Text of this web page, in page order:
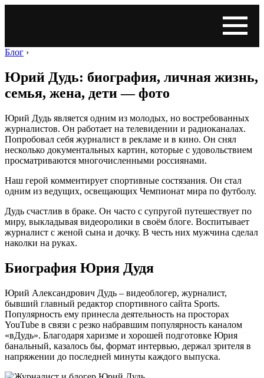
Блог ›
Юрий Дудь: биография, личная жизнь,
семья, жена, дети — фото
Юрий Дудь является одним из молодых, но востребованных
журналистов. Он работает на телевидении и радиоканалах.
Попробовал себя журналист в рекламе и в кино. Он снял
несколько документальных картин, которые с удовольствием
просматриваются многочисленными россиянами.
Наш герой комментирует спортивные состязания. Он стал
одним из ведущих, освещающих Чемпионат мира по футболу.
Дудь счастлив в браке. Он часто с супругой путешествует по
миру, выкладывая видеоролики в своём блоге. Воспитывает
журналист с женой сына и дочку. В честь них мужчина сделал
наколки на руках.
Биография Юрия Дудя
Юрий Александрович Дудь – видеоблогер, журналист,
бывший главный редактор спортивного сайта Sports.
Популярность ему принесла деятельность на просторах
YouTube в связи с резко набравшим популярность каналом
«вДудь». Благодаря харизме и хорошей подготовке Юрия
банальный, казалось бы, формат интервью, держал зрителя в
напряжении до последней минуты каждого выпуска.